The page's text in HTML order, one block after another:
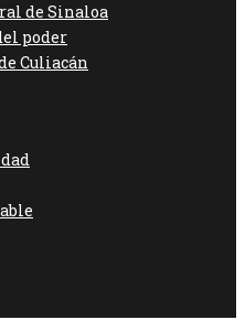
de Sinaloa
poder
Culiacán